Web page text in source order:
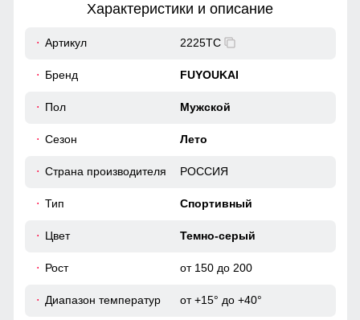
скалолазания, для силовых упражнений, фитнеса, горных
Высокая посадка
поясе, в которых любой парень выглядит притягательно.
Характеристики и описание
Артикул 2225TC
Бренд FUYOUKAI
Пол Мужской
Сезон Лето
Страна производителя РОССИЯ
Тип Спортивный
Цвет Темно-серый
Рост от 150 до 200
Диапазон температур от +15° до +40°